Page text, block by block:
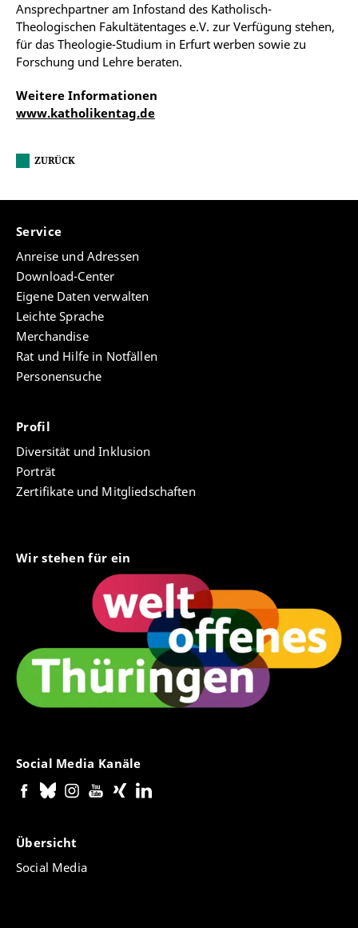
Ansprechpartner am Infostand des Katholisch-
Theologischen Fakultätentages e.V. zur Verfügung stehen,
für das Theologie-Studium in Erfurt werben sowie zu
Forschung und Lehre beraten.
Weitere Informationen
www.katholikentag.de
ZURÜCK
Service
Anreise und Adressen
Download-Center
Eigene Daten verwalten
Leichte Sprache
Merchandise
Rat und Hilfe in Notfällen
Personensuche
Profil
Diversität und Inklusion
Porträt
Zertifikate und Mitgliedschaften
Wir stehen für ein
Social Media Kanäle
Übersicht
Social Media